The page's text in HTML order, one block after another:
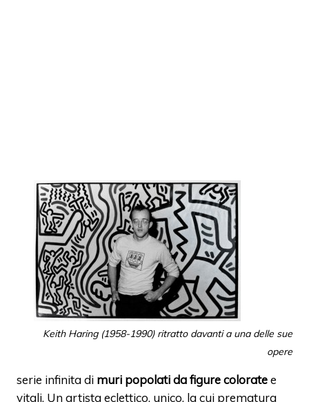
Keith Haring (1958-1990) ritratto davanti a una delle sue
opere
serie infinita di muri popolati da figure coloratee
vitali. Un artista eclettico, unico, la cui prematura